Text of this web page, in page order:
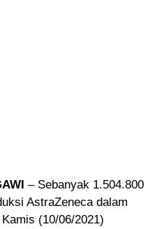
– Sebanyak 1.504.800
AstraZeneca dalam
(10/06/2021)